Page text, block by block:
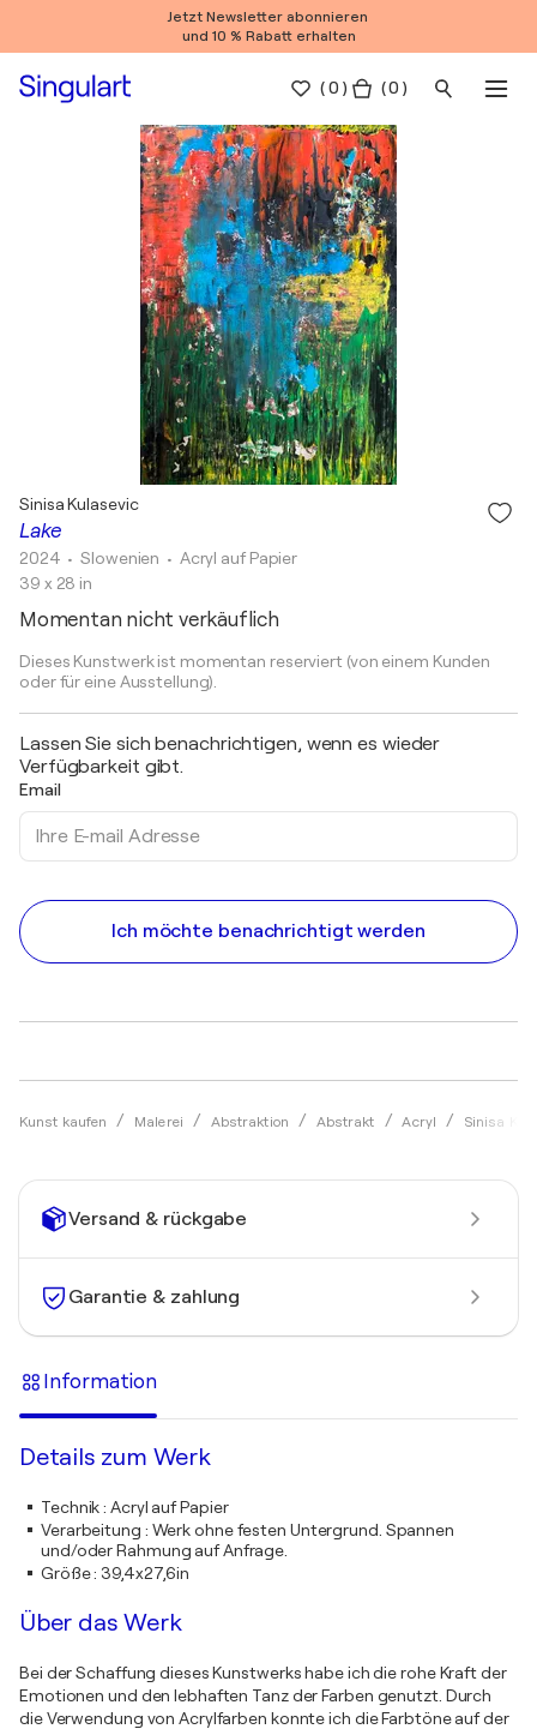
Jetzt Newsletter abonnieren
und 10 % Rabatt erhalten
(0 ) ( 0 )
Kunst kaufen Malerei Abstraktion Abstrakt Acryl Sinisa
Lake
Sinisa Kulasevic
2024 • Slowenien • Acryl auf Papier
39 x 28 in
Momentan nicht verkäuflich
Dieses Kunstwerk ist momentan reserviert (von einem Kunden
oder für eine Ausstellung).
Lassen Sie sich benachrichtigen, wenn es wieder
Verfügbarkeit gibt.
Email
Ich möchte benachrichtigt werden
Versand & rückgabe
Garantie & zahlung
Information
Details zum Werk
Technik:Acryl auf Papier
Verarbeitung : Werk ohne festen Untergrund. Spannen
und/oder Rahmung auf Anfrage.
Größe: 39,4x27,6in
Über das Werk
Bei der Schaffung dieses Kunstwerks habe ich die rohe Kraft der
Emotionen und den lebhaften Tanz der Farben genutzt. Durch
die Verwendung von Acrylfarben konnte ich die Farbtöne auf der